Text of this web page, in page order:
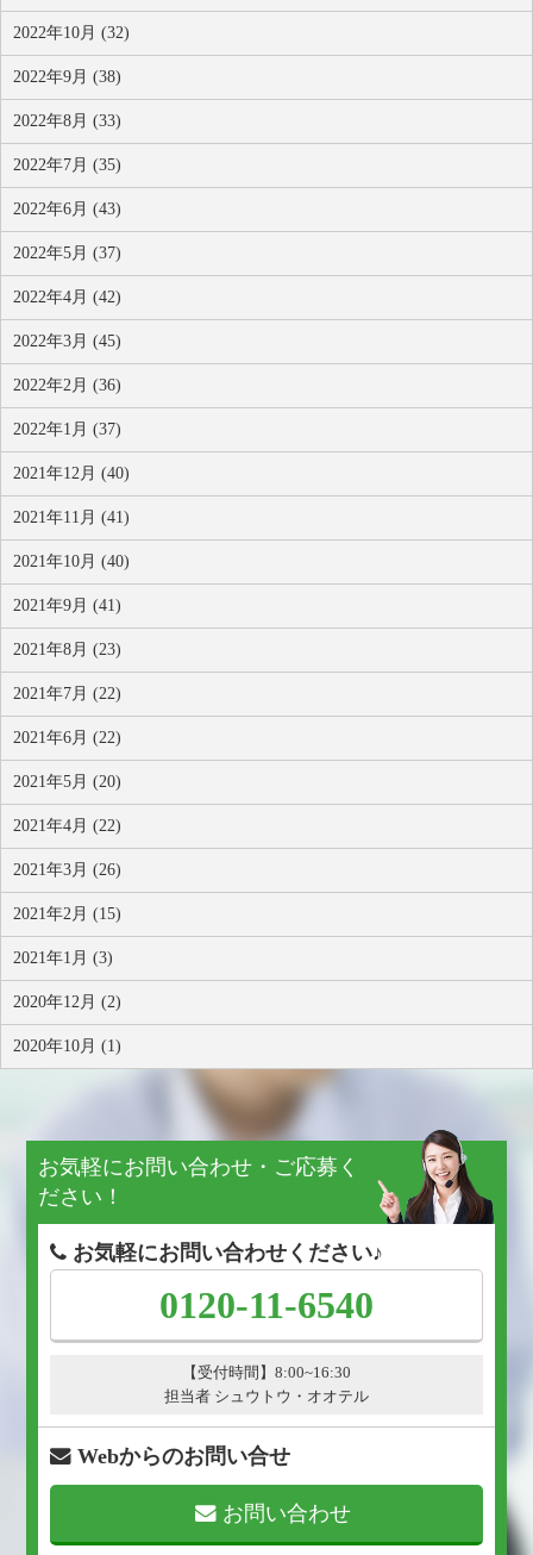
2022年10月 (32)
2022年9月 (38)
2022年8月 (33)
2022年7月 (35)
2022年6月 (43)
2022年5月 (37)
2022年4月 (42)
2022年3月 (45)
2022年2月 (36)
2022年1月 (37)
2021年12月 (40)
2021年11月 (41)
2021年10月 (40)
2021年9月 (41)
2021年8月 (23)
2021年7月 (22)
2021年6月 (22)
2021年5月 (20)
2021年4月 (22)
2021年3月 (26)
2021年2月 (15)
2021年1月 (3)
2020年12月 (2)
2020年10月 (1)
お気軽にお問い合わせ・ご応募く
ださい！
お気軽にお問い合わせください♪
0120-11-6540
【受付時間】8:00~16:30
担当者 シュウトウ・オオテル
Webからのお問い合せ
お問い合わせ